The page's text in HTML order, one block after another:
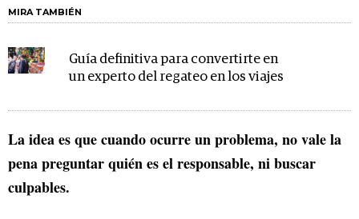
MIRA TAMBIÉN
Guía definitiva para convertirte en
un experto del regateo en los viajes
La idea es que cuando ocurre un problema, no vale la
pena preguntar quién es el responsable, ni buscar
culpables.